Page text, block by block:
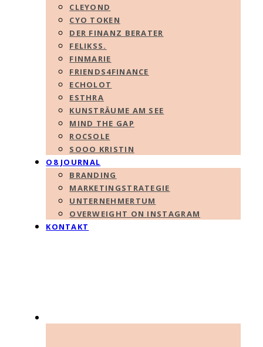
CLEYOND
CYO TOKEN
DER FINANZ BERATER
FELIKSS.
FINMARIE
FRIENDS4FINANCE
ECHOLOT
ESTHRA
KUNSTRÄUME AM SEE
MIND THE GAP
ROCSOLE
SOOO KRISTIN
O8 JOURNAL
BRANDING
MARKETINGSTRATEGIE
UNTERNEHMERTUM
OVERWEIGHT ON INSTAGRAM
KONTAKT